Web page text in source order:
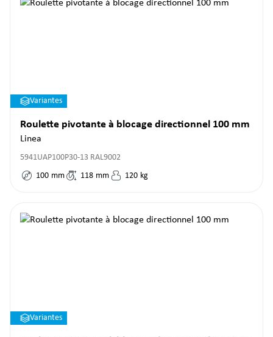
Variantes
Roulette pivotante à blocage directionnel 100 mm
Linea
5941UAP100P30-13 RAL9002
100 mm 118 mm 120 kg
Variantes